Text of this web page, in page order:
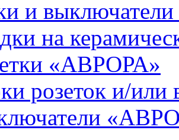
и
на
«АВРОРА»
розеток и/